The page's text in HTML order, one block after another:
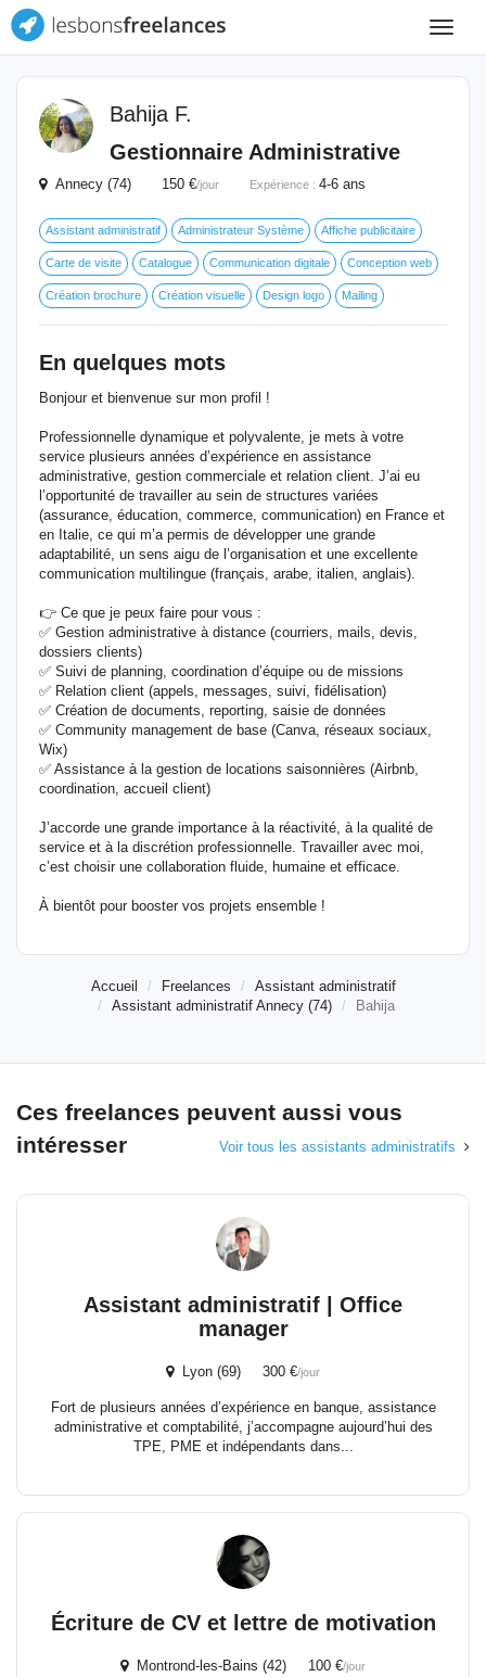
Toggle
Bahija F.
Gestionnaire Administrative
Annecy (74) 150 €/jour Expérience : 4-6 ans
Assistant administratif Administrateur Système Affiche publicitaire
Carte de visite Catalogue Communication digitale Conception web
Création brochure Création visuelle Design logo Mailing
En quelques mots
Bonjour et bienvenue sur mon profil !
Professionnelle dynamique et polyvalente, je mets à votre
service plusieurs années d’expérience en assistance
administrative, gestion commerciale et relation client. J’ai eu
l’opportunité de travailler au sein de structures variées
(assurance, éducation, commerce, communication) en France et
en Italie, ce qui m’a permis de développer une grande
adaptabilité, un sens aigu de l’organisation et une excellente
communication multilingue (français, arabe, italien, anglais).
👉 Ce que je peux faire pour vous :
✅ Gestion administrative à distance (courriers, mails, devis,
dossiers clients)
✅ Suivi de planning, coordination d’équipe ou de missions
✅ Relation client (appels, messages, suivi, fidélisation)
✅ Création de documents, reporting, saisie de données
✅ Community management de base (Canva, réseaux sociaux,
Wix)
✅ Assistance à la gestion de locations saisonnières (Airbnb,
coordination, accueil client)
J’accorde une grande importance à la réactivité, à la qualité de
service et à la discrétion professionnelle. Travailler avec moi,
c’est choisir une collaboration fluide, humaine et efficace.
À bientôt pour booster vos projets ensemble !
Accueil Freelances
Assistant administratif
Assistant administratif Annecy (74)
Bahija
Ces freelances peuvent aussi vous
intéresser
Voir tous les assistants administratifs
Assistant administratif | Office
manager
Lyon (69) 300 €/jour
Fort de plusieurs années d’expérience en banque, assistance
administrative et comptabilité, j’accompagne aujourd’hui des
TPE, PME et indépendants dans...
Écriture de CV et lettre de motivation
Montrond-les-Bains (42) 100 €/jour